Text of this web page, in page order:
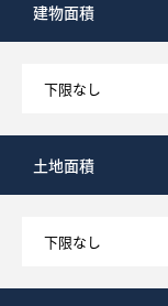
建物面積
土地面積